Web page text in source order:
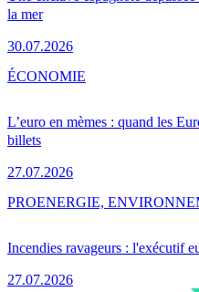
la mer
30.07.2026
L’euro en mèmes : quand les
billets
27.07.2026
ÉCONOMIE
Incendies ravageurs : l'exécutif
27.07.2026
PROENERGIE,